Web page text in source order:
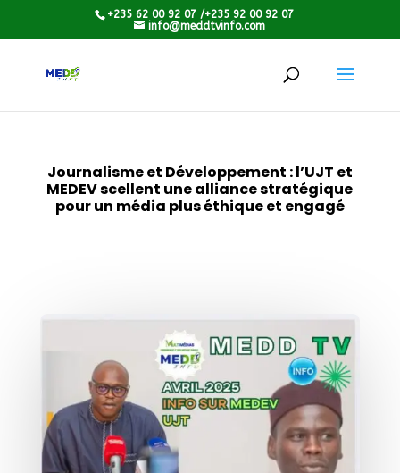
+235 62 00 92 07 /+235 92 00 92 07
info@meddtvinfo.com
Journalisme et Développement : l’UJT et
MEDEV scellent une alliance stratégique
pour un média plus éthique et engagé